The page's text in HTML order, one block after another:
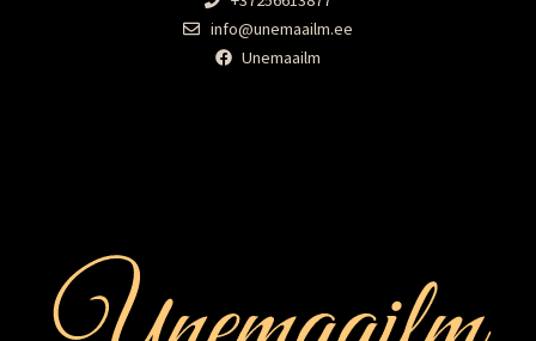
info@unemaailm.ee
Unemaailm